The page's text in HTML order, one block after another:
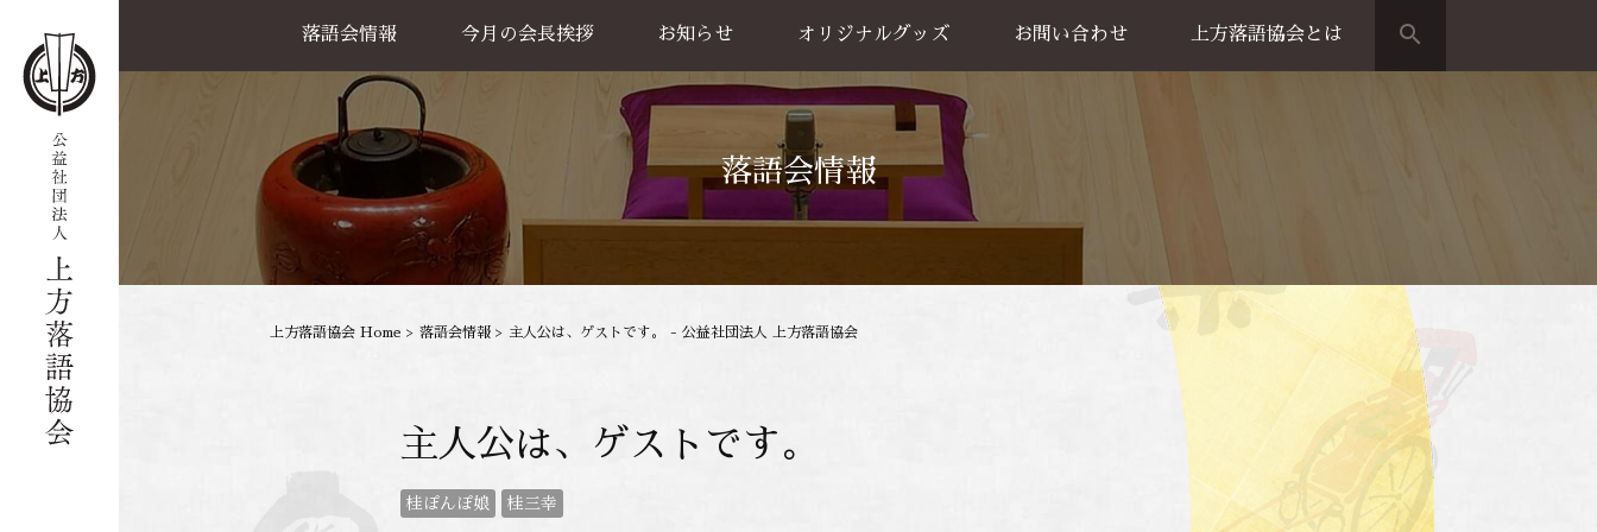
落語会情報
公演一覧
天満天神繁昌亭
喜楽館
島之内寄席
協力事業
今月の会長挨拶 お知らせ オリジナルグッズ
グッズ販売
お買い物方法
お問い合わせ 上方落語協会とは search
落語会情報
上方落語協会 Home > 落語会情報 > 主人公は、ゲストです。 - 公益社団法人 上方落語協会
主人公は、ゲストです。
桂ぽんぽ娘 桂三幸